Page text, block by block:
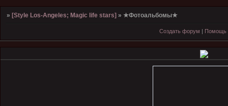
»[Style Los-Angeles; Magic life stars] »★Фотоальбомы★
Создать форум Помощь